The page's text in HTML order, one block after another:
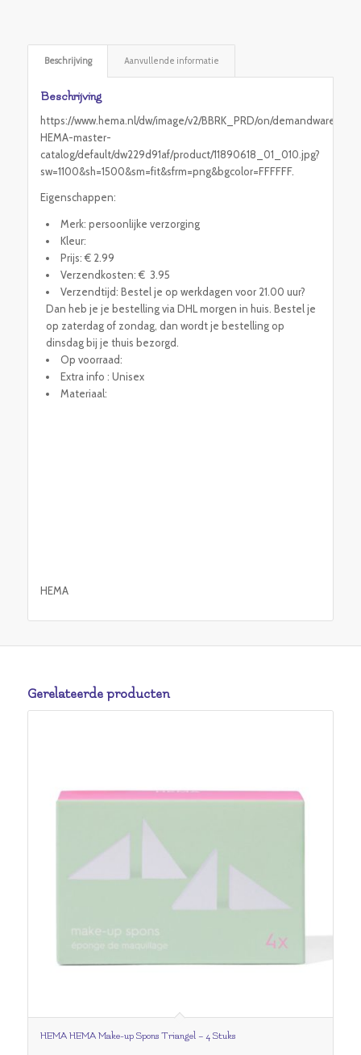
Beschrijving Aanvullende informatie
Beschrijving
https://www.hema.nl/dw/image/v2/BBRK_PRD/on/
HEMA-master-
catalog/default/dw229d91af/product/11890618_01_010.jpg?
sw=1100&sh=1500&sm=fit&sfrm=png&bgcolor=FFFFFF.
Eigenschappen:
Merk: persoonlijke verzorging
Kleur:
Prijs: € 2.99
Verzendkosten: € 3.95
Verzendtijd: Bestel je op werkdagen voor 21.00 uur?
Dan heb je je bestelling via DHL morgen in huis. Bestel je
op zaterdag of zondag, dan wordt je bestelling op
dinsdag bij je thuis bezorgd.
Op voorraad:
Extra info : Unisex
Materiaal:
HEMA
Gerelateerde producten
HEMA HEMA Make-up Spons Triangel – 4 Stuks